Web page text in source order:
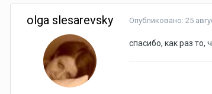
olga slesarevsky Опубликовано: 25
спасибо, как раз то,